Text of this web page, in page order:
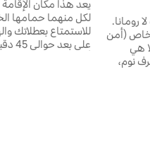
رومانا.
خاص (أمن
هي
من الجنة. مجهزة بـ 4 غرف نوم،
يعد هذا مكان
لكل منهما حمامها
للاستمتاع بعطلاتك
على